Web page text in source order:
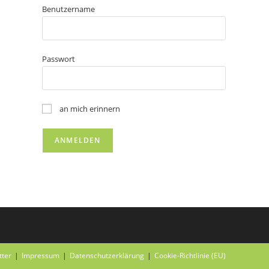
Benutzername
Passwort
an mich erinnern
Impressum Datenschutzerklärung Cookie-Richtlinie (EU)